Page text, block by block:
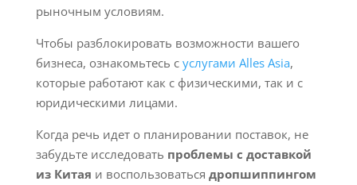
рыночным условиям.
Чтобы разблокировать возможности вашего
бизнеса, ознакомьтесь с услугами Alles Asia,
которые работают как с физическими, так и с
юридическими лицами.
Когда речь идет о планировании поставок, не
забудьте исследовать проблемы с доставкой
из Китая и воспользоваться дропшиппингом